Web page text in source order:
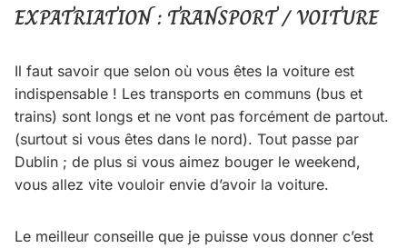
EXPATRIATION : TRANSPORT / VOITURE
Il faut savoir que selon où vous êtes la voiture est
indispensable ! Les transports en communs (bus et
trains) sont longs et ne vont pas forcément de partout.
(surtout si vous êtes dans le nord). Tout passe par
Dublin ; de plus si vous aimez bouger le weekend,
vous allez vite vouloir envie d’avoir la voiture.
Le meilleur conseille que je puisse vous donner c’est